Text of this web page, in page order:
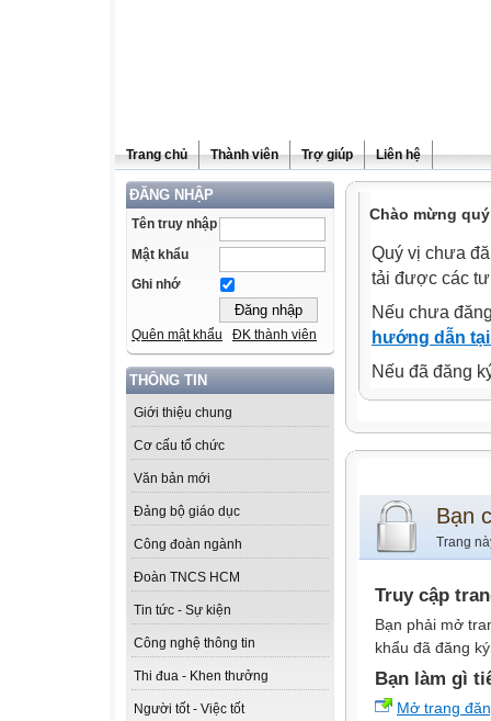
Trang chủ Thành viên Trợ giúp Liên hệ
ĐĂNG NHẬP
Tên truy nhập
Mật khẩu
Ghi nhớ
Quên mật khẩu ĐK thành viên
THÔNG TIN
Giới thiệu chung
Cơ cấu tổ chức
Văn bản mới
Đảng bộ giáo dục
Công đoàn ngành
Đoàn TNCS HCM
Tin tức - Sự kiện
Công nghệ thông tin
Thi đua - Khen thưởng
Người tốt - Việc tốt
Chào mừng
Quý vị chưa
tải được các
Nếu chưa
hướng dẫn
Nếu đã đăng
Bạn
Trang
Truy cập
Bạn phải mở
khẩu đã đăng
Bạn làm gì
Mở trang